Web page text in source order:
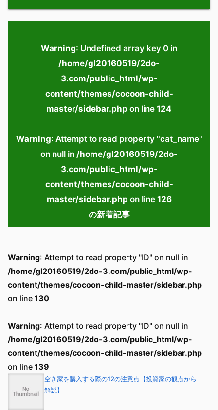
Warning: Undefined array key 0 in
/home/gl20160519/2do-
3.com/public_html/wp-
content/themes/cocoon-child-
master/sidebar.php on line 124
Warning: Attempt to read property "cat_name"
on null in /home/gl20160519/2do-
3.com/public_html/wp-
content/themes/cocoon-child-
master/sidebar.php on line 126
の新着記事
Warning: Attempt to read property "ID" on null in
/home/gl20160519/2do-3.com/public_html/wp-
content/themes/cocoon-child-master/sidebar.php
on line 130
Warning: Attempt to read property "ID" on null in
/home/gl20160519/2do-3.com/public_html/wp-
content/themes/cocoon-child-master/sidebar.php
on line 139
空き家を購入する際の12の注意点【投資家の観点から
解説】